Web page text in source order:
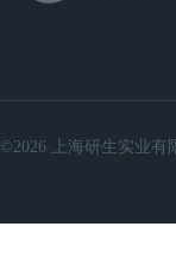
©2026 上海研生实业有